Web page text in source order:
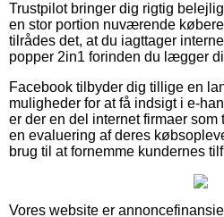
Trustpilot bringer dig rigtig
en stor portion nuværende
tilrådes det, at du iagttager
popper 2in1 forinden du lægger
Facebook tilbyder dig tillige en
muligheder for at få indsigt i e-
er der en del internet firmaer
en evaluering af deres
brug til at fornemme kundernes
Vores website er